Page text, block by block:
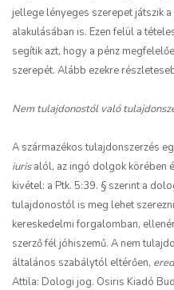
jellege lényeges szerepet játszik
alakulásában is. Ezen felül a
segítik azt, hogy a pénz
szerepét. Alább ezekre
Nem tulajdonostól való
A származékos tulajdonszerzés
iurisalól, az ingó dolgok körében
kivétel: a Ptk. 5:39. § szerint a
tulajdonostól is meg lehet
kereskedelmi forgalomban,
szerző fél jóhiszemű. A nem
általános szabálytól eltérően,
Attila: Dologi jog. Osiris Kiadó